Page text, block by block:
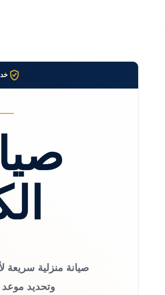
صيانة منزلية سريعة
وتحديد موعد